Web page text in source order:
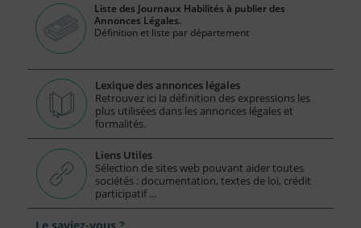
Liste des Journaux Habilités à publier des
Annonces Légales.
Définition et liste par département
Lexique des annonces légales
Retrouvez ici la définition des expressions les
plus utilisées dans les annonces légales et
formalités.
Liens Utiles
Sélection de sites web pouvant aider toutes
sociétés : documentation, textes de loi, crédit
participatif ...